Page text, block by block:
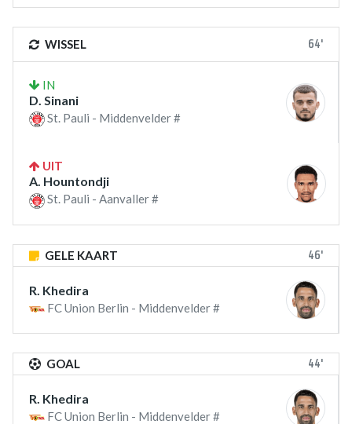
WISSEL 64'
IN
D. Sinani
St. Pauli - Middenvelder #
UIT
A. Hountondji
St. Pauli - Aanvaller #
GELE KAART 46'
R. Khedira
FC Union Berlin - Middenvelder #
GOAL 44'
R. Khedira
FC Union Berlin - Middenvelder #